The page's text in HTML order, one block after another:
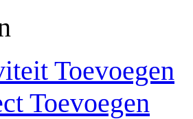
Toevoegen
Toevoegen